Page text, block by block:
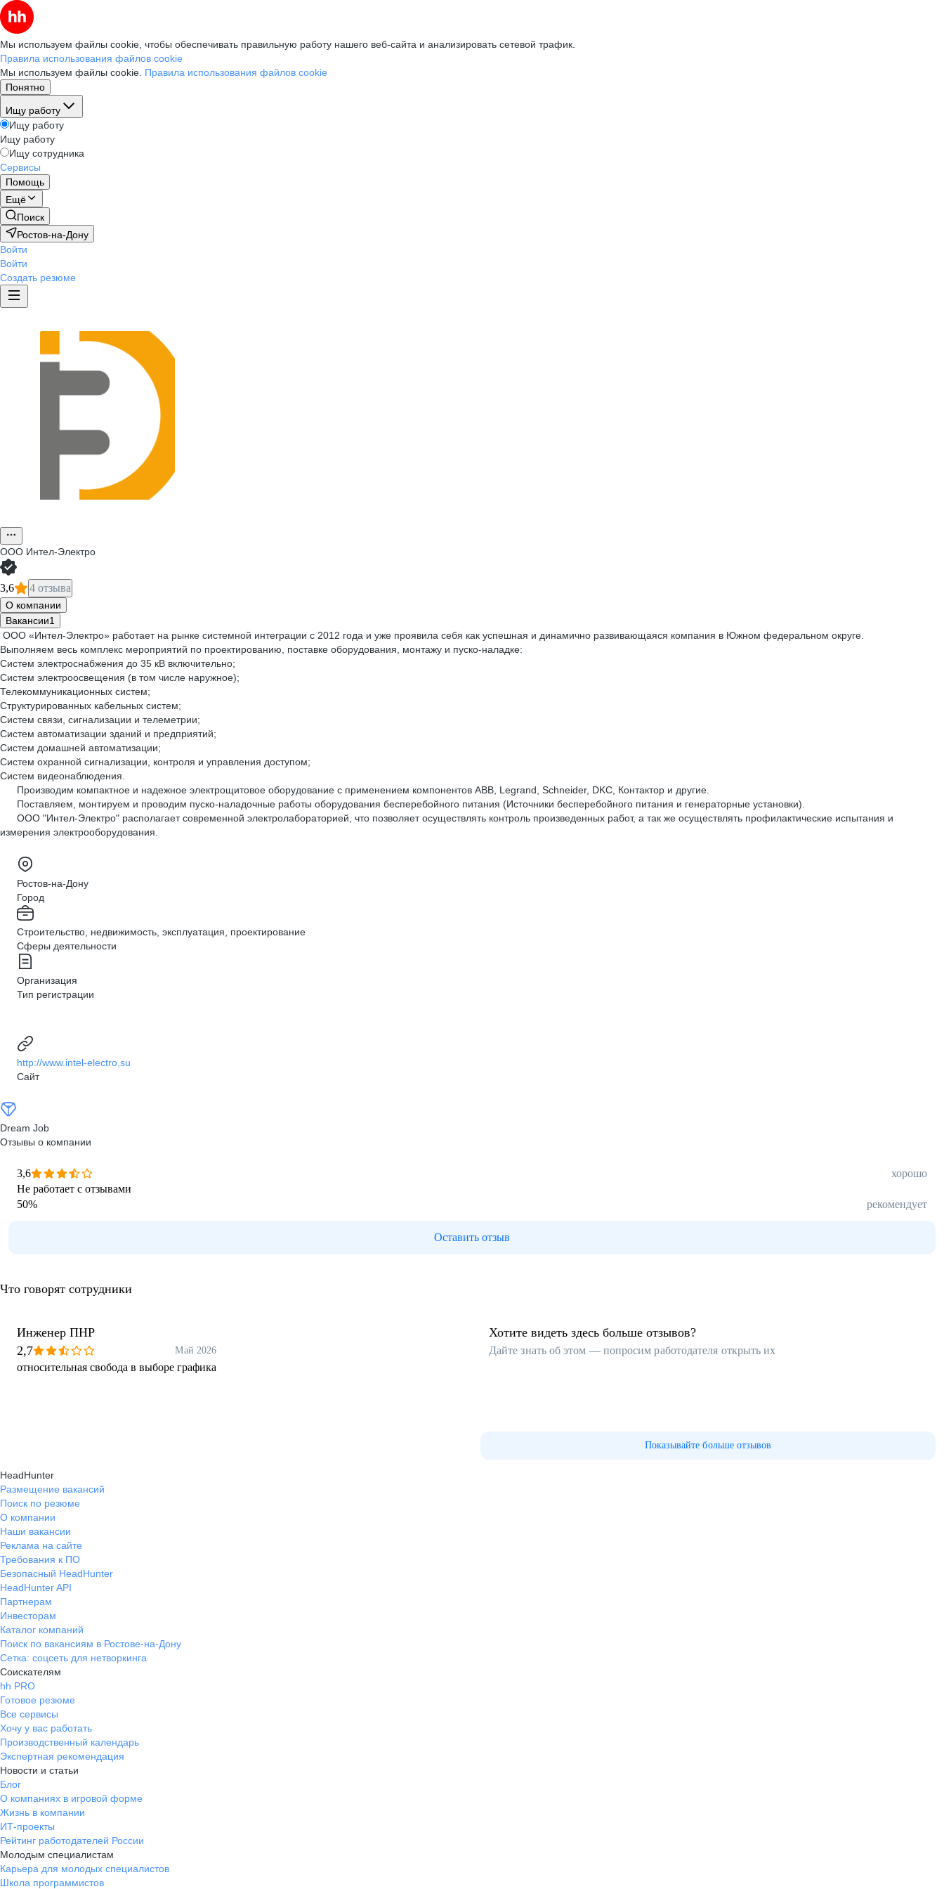
Мы используем файлы cookie, чтобы обеспечивать правильную работу нашего веб-сайта и анализировать сетевой трафик.
Правила использования файлов cookie
Мы используем файлы cookie. Правила использования файлов cookie
Понятно
Ищу работу
Ищу работу
Ищу работу
Ищу сотрудника
Сервисы
Помощь
Ещё
Поиск
Ростов-на-Дону
Войти
Войти
Создать резюме
ООО Интел-Электро
3,6 4 отзыва
О компании
Вакансии1
ООО «Интел-Электро» работает на рынке системной интеграции с 2012 года и уже проявила себя как успешная и динамично развивающаяся компания в Южном федеральном округе.
Выполняем весь комплекс мероприятий по проектированию, поставке оборудования, монтажу и пуско-наладке:
Систем электроснабжения до 35 кВ включительно;
Систем электроосвещения (в том числе наружное);
Телекоммуникационных систем;
Структурированных кабельных систем;
Систем связи, сигнализации и телеметрии;
Систем автоматизации зданий и предприятий;
Систем домашней автоматизации;
Систем охранной сигнализации, контроля и управления доступом;
Систем видеонаблюдения.
Производим компактное и надежное электрощитовое оборудование с применением компонентов ABB, Legrand, Schneider, DKC, Контактор и другие.
Поставляем, монтируем и проводим пуско-наладочные работы оборудования бесперебойного питания (Источники бесперебойного питания и генераторные установки).
ООО "Интел-Электро" располагает современной электролабораторией, что позволяет осуществлять контроль произведенных работ, а так же осуществлять профилактические испытания и
измерения электрооборудования.
Ростов-на-Дону
Город
Строительство, недвижимость, эксплуатация, проектирование
Сферы деятельности
Организация
Тип регистрации
http://www.intel-electro,su
Сайт
Dream Job
Отзывы о компании
3,6
хорошо
Не работает с отзывами
50% рекомендует
Оставить отзыв
Что говорят сотрудники
Инженер ПНР
2,7
Май 2026
относительная свобода в выборе графика
Хотите видеть здесь больше отзывов?
Дайте знать об этом — попросим работодателя открыть их
Показывайте больше отзывов
HeadHunter
Размещение вакансий
Поиск по резюме
О компании
Наши вакансии
Реклама на сайте
Требования к ПО
Безопасный HeadHunter
HeadHunter API
Партнерам
Инвесторам
Каталог компаний
Поиск по вакансиям в Ростове-на-Дону
Сетка: соцсеть для нетворкинга
Соискателям
hh PRO
Готовое резюме
Все сервисы
Хочу у вас работать
Производственный календарь
Экспертная рекомендация
Новости и статьи
Блог
О компаниях в игровой форме
Жизнь в компании
ИТ-проекты
Рейтинг работодателей России
Молодым специалистам
Карьера для молодых специалистов
Школа программистов